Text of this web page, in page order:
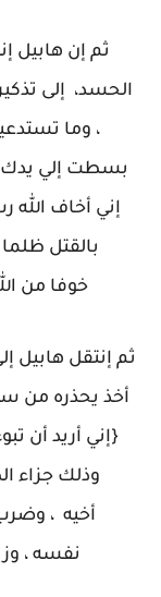
ثم إن هابيل
الحسد، إلى
، وما
بسطت إلي يدك
إني أخاف الله
بالقتل
خوفا من
ثم إنتقل هابيل
أخذ يحذره من
{إني أريد أن
وذلك جزاء
أخيه ،
نفسه ،